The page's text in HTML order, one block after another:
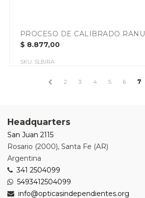
PROCESO DE CALIBRADO
$ 8.877,00
SKU: SLBIRA
2 3 4 5 6 7
Headquarters
San Juan 2115
Rosario (2000), Santa Fe (AR)
Argentina
341 2504099
5493412504099
info@opticasindependientes.org